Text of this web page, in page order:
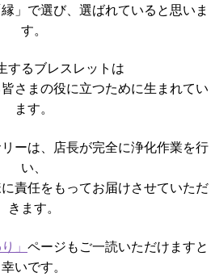
」で選び、選ばれていると思いま
す。
するブレスレットは
さまの役に立つために生まれてい
ます。
ーは、店長が完全に浄化作業を行
い、
責任をもってお届けさせていただ
きます。
」 ページもご一読いただけますと
幸いです。